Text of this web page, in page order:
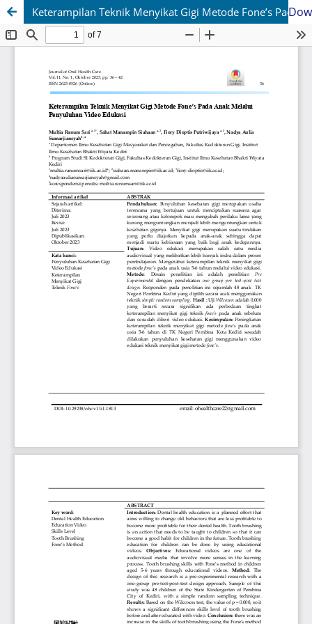
Keterampilan Teknik Menyikat Gigi Metode Fone’s Pada Anak Melalui Penyuluhan Video Edukasi